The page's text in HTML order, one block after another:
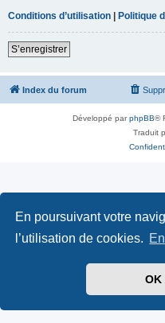
En poursuivant votre
l’utilisation de cookies.
OK
Conditions d’utilisation | Politique
S’enregistrer
Index du forum
Développé parphpBB®
Traduit